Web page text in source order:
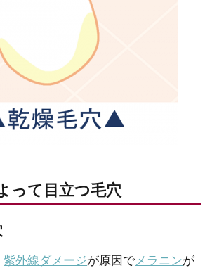
って目立つ毛穴
紫外線ダメージが原因で メラニンが